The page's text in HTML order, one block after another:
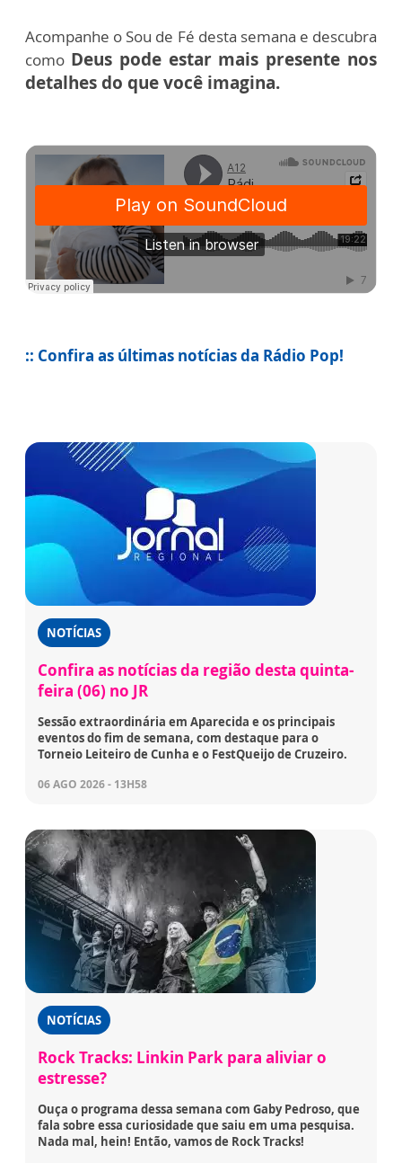
Acompanhe o Sou de Fé desta semana e descubra
como Deus pode estar mais presente nos
detalhes do que você imagina.
:: Confira as últimas notícias da Rádio Pop!
NOTÍCIAS
Confira as notícias da região desta quinta-
feira (06) no JR
Sessão extraordinária em Aparecida e os principais
eventos do fim de semana, com destaque para o
Torneio Leiteiro de Cunha e o FestQueijo de Cruzeiro.
06 AGO 2026 - 13H58
NOTÍCIAS
Rock Tracks: Linkin Park para aliviar o
estresse?
Ouça o programa dessa semana com Gaby Pedroso, que
fala sobre essa curiosidade que saiu em uma pesquisa.
Nada mal, hein! Então, vamos de Rock Tracks!